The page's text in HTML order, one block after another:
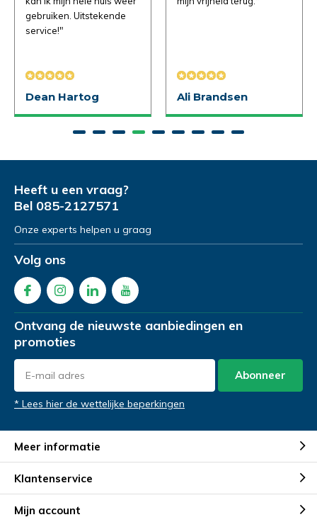
gebruiken. Uitstekende
service!"
Dean Hartog Ali Brandsen
Heeft u een vraag?
Bel 085-2127571
Onze experts helpen u graag
Volg ons
Ontvang de nieuwste aanbiedingen en
promoties
Abonneer
* Lees hier de wettelijke beperkingen
Meer informatie
Klantenservice
Mijn account
Demonstratie/Advies
Demonstratie/Advies
aanvragen
Uitproberen in de
winkel
Naam*